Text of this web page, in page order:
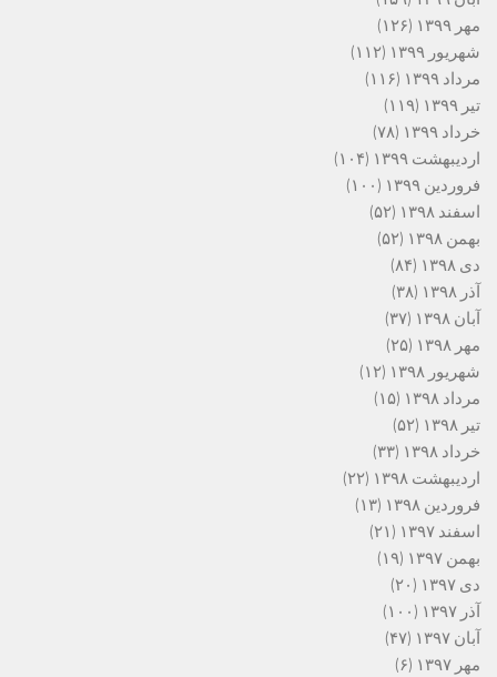
مهر ۱۳۹۹
(۱۲۶)
شهریور ۱۳۹۹
(۱۱۲)
مرداد ۱۳۹۹
(۱۱۶)
تیر ۱۳۹۹
(۱۱۹)
خرداد ۱۳۹۹
(۷۸)
اردیبهشت ۱۳۹۹
(۱۰۴)
فروردین ۱۳۹۹
(۱۰۰)
اسفند ۱۳۹۸
(۵۲)
بهمن ۱۳۹۸
(۵۲)
دی ۱۳۹۸
(۸۴)
آذر ۱۳۹۸
(۳۸)
آبان ۱۳۹۸
(۳۷)
مهر ۱۳۹۸
(۲۵)
شهریور ۱۳۹۸
(۱۲)
مرداد ۱۳۹۸
(۱۵)
تیر ۱۳۹۸
(۵۲)
خرداد ۱۳۹۸
(۳۳)
اردیبهشت ۱۳۹۸
(۲۲)
فروردین ۱۳۹۸
(۱۳)
اسفند ۱۳۹۷
(۲۱)
بهمن ۱۳۹۷
(۱۹)
دی ۱۳۹۷
(۲۰)
آذر ۱۳۹۷
(۱۰۰)
آبان ۱۳۹۷
(۴۷)
مهر ۱۳۹۷
(۶)